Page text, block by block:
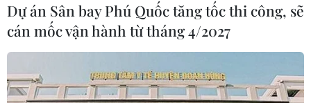
Dự án Sân bay Phú Quốc tăng tốc thi công, sẽ
cán mốc vận hành từ tháng 4/2027